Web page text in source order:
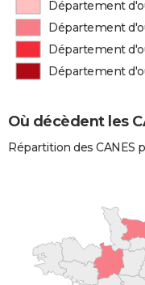
Département
Département
Département
Département
Où décèdent les
Répartition des CANES